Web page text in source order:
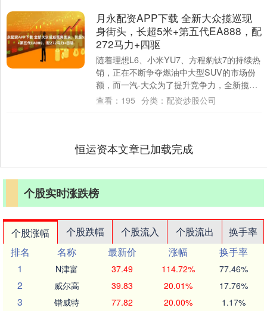
月永配资APP下载 全新大众揽巡现
身街头，长超5米+第五代EA888，配
272马力+四驱
随着理想L6、小米YU7、方程豹钛7的持续热
销，正在不断争夺燃油中大型SUV的市场份
额，而一汽-大众为了提升竞争力，全新揽巡
应运而生。 新车将换装全新造型设计，....
查看： 195 分类： 配资炒股公司
恒运资本文章已加载完成
个股实时涨跌榜
个股涨幅 个股跌幅 个股流入 个股流出
换手率
排名
名称 最新价 涨幅
换手率
1
N津富 37.49 114.72% 77.46%
2 威尔高 39.83 20.01% 17.76%
3 锴威特 77.82 20.00% 1.17%